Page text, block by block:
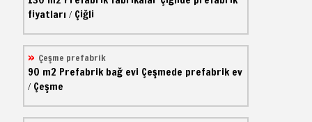
fiyatları / Çiğli
Çeşme prefabrik
90 m2 Prefabrik bağ evi Çeşmede prefabrik ev
/ Çeşme